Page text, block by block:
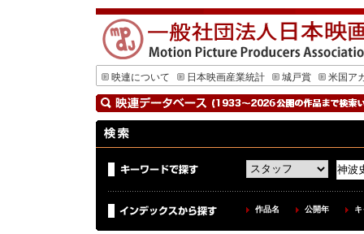
映連について 日本映画産業統計 城戸賞 米国ア
作品名 公開年